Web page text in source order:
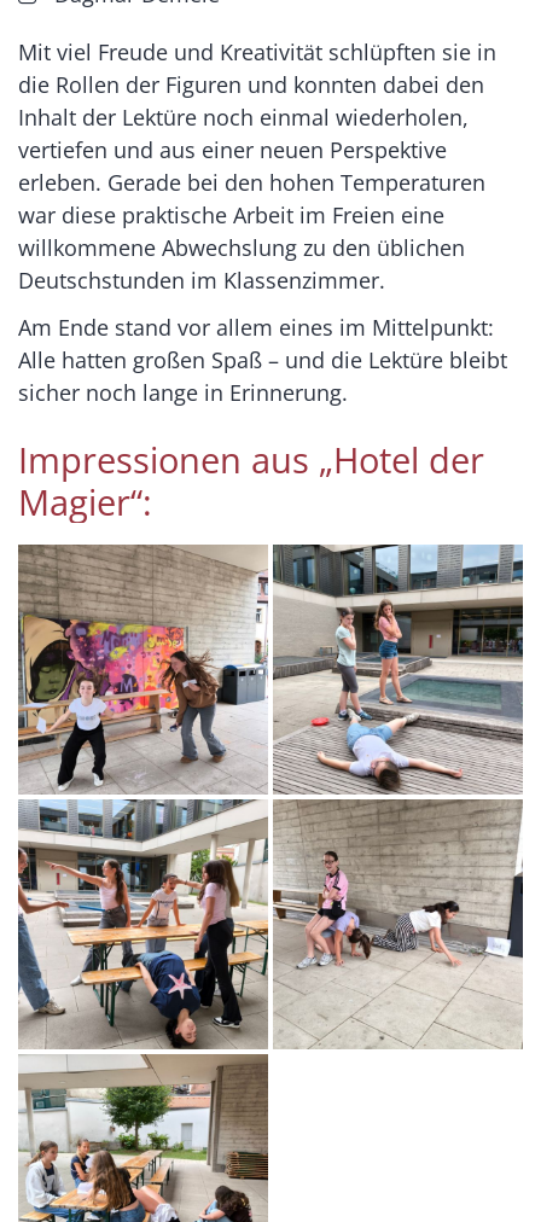
Mit viel Freude und Kreativität schlüpften sie in
die Rollen der Figuren und konnten dabei den
Inhalt der Lektüre noch einmal wiederholen,
vertiefen und aus einer neuen Perspektive
erleben. Gerade bei den hohen Temperaturen
war diese praktische Arbeit im Freien eine
willkommene Abwechslung zu den üblichen
Deutschstunden im Klassenzimmer.
Am Ende stand vor allem eines im Mittelpunkt:
Alle hatten großen Spaß – und die Lektüre bleibt
sicher noch lange in Erinnerung.
Impressionen aus „Hotel der
Magier“: